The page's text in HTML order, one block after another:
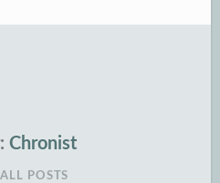
Chronist
POSTS